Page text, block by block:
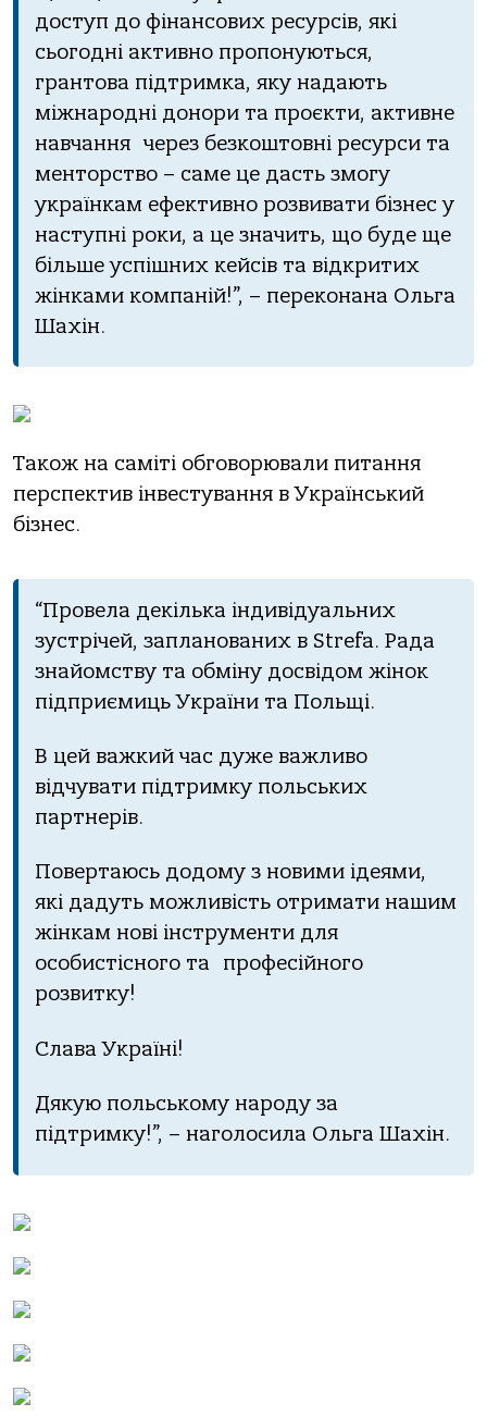
доступ до фінансових ресурсів, які
сьогодні активно пропонуються,
грантова підтримка, яку надають
міжнародні донори та проєкти, активне
навчання через безкоштовні ресурси та
менторство – саме це дасть змогу
українкам ефективно розвивати бізнес у
наступні роки, а це значить, що буде ще
більше успішних кейсів та відкритих
жінками компаній!”, – переконана Ольга
Шахін.
Також на саміті обговорювали питання
перспектив інвестування в Український
бізнес.
“Провела декілька індивідуальних
зустрічей, запланованих в Strefa. Рада
знайомству та обміну досвідом жінок
підприємиць України та Польщі.
В цей важкий час дуже важливо
відчувати підтримку польських
партнерів.
Повертаюсь додому з новими ідеями,
які дадуть можливість отримати нашим
жінкам нові інструменти для
особистісного та професійного
розвитку!
Слава Україні!
Дякую польському народу за
підтримку!”, – наголосила Ольга Шахін.